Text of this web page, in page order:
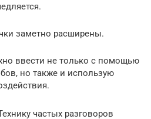
заметно расширены.
ввести не только с помощью
но также и использую
частых разговоров